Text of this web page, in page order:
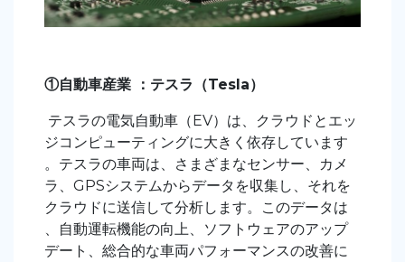
①自動車産業 ：テスラ（Tesla）
テスラの電気自動車（EV）は、クラウドとエッ
ジコンピューティングに大きく依存しています
。テスラの車両は、さまざまなセンサー、カメ
ラ、GPSシステムからデータを収集し、それを
クラウドに送信して分析します。このデータは
、自動運転機能の向上、ソフトウェアのアップ
デート、総合的な車両パフォーマンスの改善に